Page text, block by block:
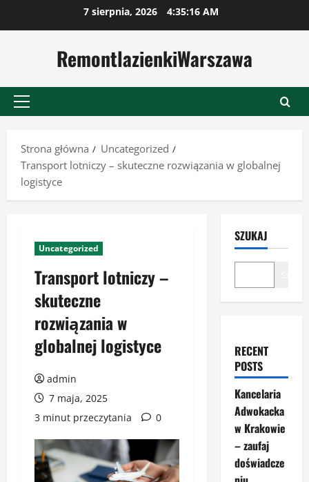
7 sierpnia, 2026 4:35:17 AM
RemontlazienkiWarszawa
Menu
Strona główna
Uncategorized
Transport lotniczy – skuteczne rozwiązania w globalnej
logistyce
Uncategorized
Transport lotniczy –
skuteczne
rozwiązania w
globalnej logistyce
admin
7 maja, 2025
3 minut przeczytania
0
SZUKAJ
RECENT
POSTS
Kancelaria
Adwokacka
w Krakowie
– zaufaj
doświadcze